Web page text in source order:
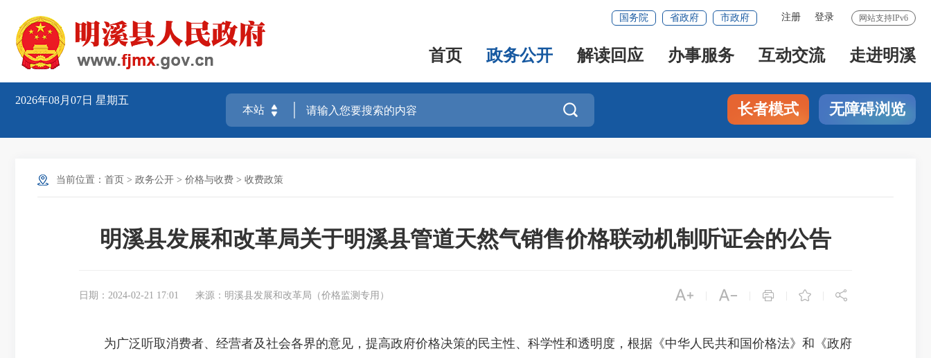
网站支持IPv6
注册 登录
国务院 省政府 市政府
首页 政务公开 解读回应 办事服务 互动交流 走进明溪
2026年08月07日 星期五
 长者模式 无障碍浏览
当前位置： 首页 > 政务公开 > 价格与收费 > 收费政策
明溪县发展和改革局关于明溪县管道天然气销售价格联动机制听证会的公告
日期：2024-02-21 17:01 来源：明溪县发展和改革局（价格监测专用）     
为广泛听取消费者、经营者及社会各界的意见，提高政府价格决策的民主性、科学性和透明度，根据《中华人民共和国价格法》和《政府